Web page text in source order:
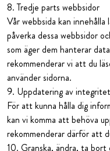
8. Tredje parts webbsidor
Vår webbsida kan
påverka dessa webbsidor
som äger dem hanterar
rekommenderar vi att du
använder sidorna.
9. Uppdatering av
För att kunna hålla dig
kan vi komma att behöva
rekommenderar därför att
10. Granska, ändra, ta bort